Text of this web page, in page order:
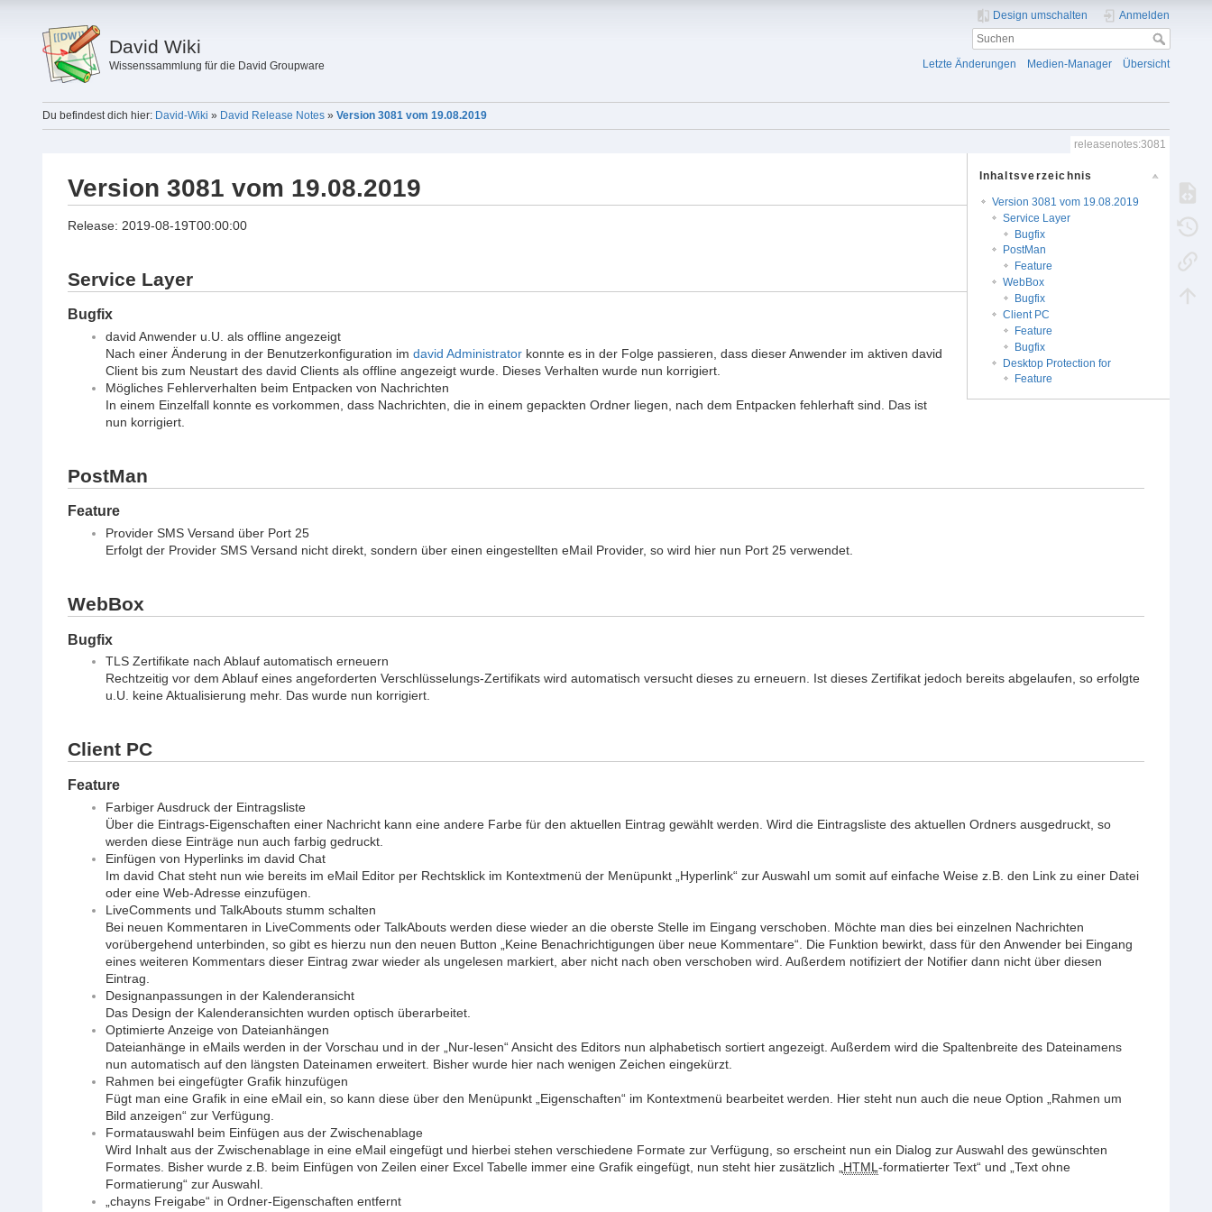
David Wiki
Wissenssammlung für die David Groupware
Design umschalten Anmelden
Letzte Änderungen Medien-Manager Übersicht
Du befindest dich hier: David-Wiki » David Release Notes» Version 3081 vom 19.08.2019
releasenotes:3081
Inhaltsverzeichnis
Version 3081 vom 19.08.2019
Service Layer
Bugfix
PostMan
Feature
WebBox
Bugfix
Client PC
Feature
Bugfix
Desktop Protection for
Feature
Version 3081 vom 19.08.2019
Release: 2019-08-19T00:00:00
Service Layer
Bugfix
david Anwender u.U. als offline angezeigt
Nach einer Änderung in der Benutzerkonfiguration im david Administratorkonnte es in der Folge passieren, dass dieser Anwender im aktiven david
Client bis zum Neustart des david Clients als offline angezeigt wurde. Dieses Verhalten wurde nun korrigiert.
Mögliches Fehlerverhalten beim Entpacken von Nachrichten
In einem Einzelfall konnte es vorkommen, dass Nachrichten, die in einem gepackten Ordner liegen, nach dem Entpacken fehlerhaft sind. Das ist
nun korrigiert.
PostMan
Feature
Provider SMS Versand über Port 25
Erfolgt der Provider SMS Versand nicht direkt, sondern über einen eingestellten eMail Provider, so wird hier nun Port 25 verwendet.
WebBox
Bugfix
TLS Zertifikate nach Ablauf automatisch erneuern
Rechtzeitig vor dem Ablauf eines angeforderten Verschlüsselungs-Zertifikats wird automatisch versucht dieses zu erneuern. Ist dieses Zertifikat jedoch bereits abgelaufen, so erfolgte
u.U. keine Aktualisierung mehr. Das wurde nun korrigiert.
Client PC
Feature
Farbiger Ausdruck der Eintragsliste
Über die Eintrags-Eigenschaften einer Nachricht kann eine andere Farbe für den aktuellen Eintrag gewählt werden. Wird die Eintragsliste des aktuellen Ordners ausgedruckt, so
werden diese Einträge nun auch farbig gedruckt.
Einfügen von Hyperlinks im david Chat
Im david Chat steht nun wie bereits im eMail Editor per Rechtsklick im Kontextmenü der Menüpunkt „Hyperlink“ zur Auswahl um somit auf einfache Weise z.B. den Link zu einer Datei
oder eine Web-Adresse einzufügen.
LiveComments und TalkAbouts stumm schalten
Bei neuen Kommentaren in LiveComments oder TalkAbouts werden diese wieder an die oberste Stelle im Eingang verschoben. Möchte man dies bei einzelnen Nachrichten
vorübergehend unterbinden, so gibt es hierzu nun den neuen Button „Keine Benachrichtigungen über neue Kommentare“. Die Funktion bewirkt, dass für den Anwender bei Eingang
eines weiteren Kommentars dieser Eintrag zwar wieder als ungelesen markiert, aber nicht nach oben verschoben wird. Außerdem notifiziert der Notifier dann nicht über diesen
Eintrag.
Designanpassungen in der Kalenderansicht
Das Design der Kalenderansichten wurden optisch überarbeitet.
Optimierte Anzeige von Dateianhängen
Dateianhänge in eMails werden in der Vorschau und in der „Nur-lesen“ Ansicht des Editors nun alphabetisch sortiert angezeigt. Außerdem wird die Spaltenbreite des Dateinamens
nun automatisch auf den längsten Dateinamen erweitert. Bisher wurde hier nach wenigen Zeichen eingekürzt.
Rahmen bei eingefügter Grafik hinzufügen
Fügt man eine Grafik in eine eMail ein, so kann diese über den Menüpunkt „Eigenschaften“ im Kontextmenü bearbeitet werden. Hier steht nun auch die neue Option „Rahmen um
Bild anzeigen“ zur Verfügung.
Formatauswahl beim Einfügen aus der Zwischenablage
Wird Inhalt aus der Zwischenablage in eine eMail eingefügt und hierbei stehen verschiedene Formate zur Verfügung, so erscheint nun ein Dialog zur Auswahl des gewünschten
Formates. Bisher wurde z.B. beim Einfügen von Zeilen einer Excel Tabelle immer eine Grafik eingefügt, nun steht hier zusätzlich „ HTML -formatierter Text“ und „Text ohne
Formatierung“ zur Auswahl.
„chayns Freigabe“ in Ordner-Eigenschaften entfernt